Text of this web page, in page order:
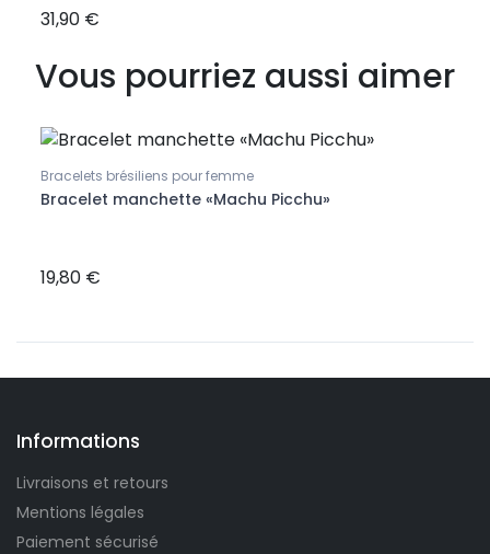
31,90 €
Vous pourriez aussi aimer
Bracelets brésiliens pour femme
Bracelet manchette «Machu Picchu»
19,80 €
Informations
Livraisons et retours
Mentions légales
Paiement sécurisé